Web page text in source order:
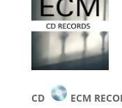
CD
ECM